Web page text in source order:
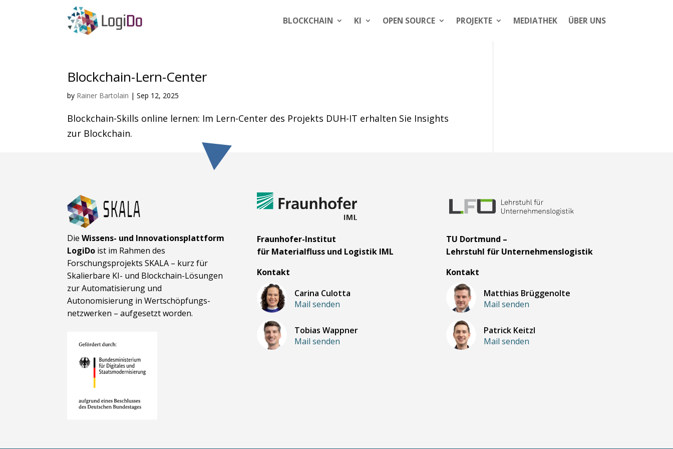
BLOCKCHAIN KI OPEN SOURCE PROJEKTE MEDIATHEK ÜBER UNS
Blockchain-Lern-Center
by Rainer Bartolain |Sep 12, 2025
Blockchain-Skills online lernen: Im Lern-Center des Projekts DUH-IT erhalten Sie Insights
zur Blockchain.
DieWissens- und Innovationsplattform
LogiDo ist im Rahmen des
Forschungsprojekts SKALA – kurz für
Skalierbare KI- und Block­chain-Lösungen
zur Automatisierung und
Autonomisierung in Wert­schöpfungs­
netzwerken – aufgesetzt worden.
Fraunhofer-Institut
für Materialfluss und Logistik IML
Kontakt
Carina Culotta
Mail senden
Tobias Wappner
Mail senden
TU Dortmund –
Lehrstuhl für Unternehmenslogistik
Kontakt
Matthias Brüggenolte
Mail senden
Patrick Keitzl
Mail senden